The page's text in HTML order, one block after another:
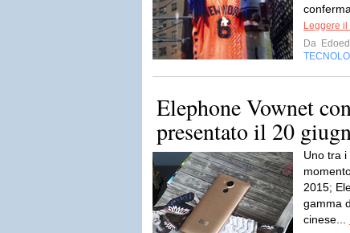
Leggere
Da
Elephone Vownet
presentato il 20
Uno tra
2015;
gamma
cinese...